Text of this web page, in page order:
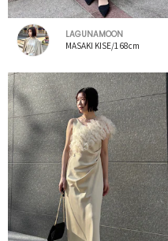
LAGUNAMOON
MASAKI KISE/168cm